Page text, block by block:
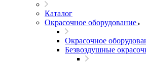
Каталог
Окрасочное оборудование
Окрасочное
Безвоздушные